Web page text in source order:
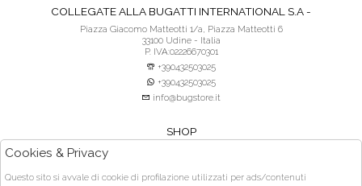
COLLEGATE ALLA BUGATTI INTERNATIONAL S.A -
Piazza Giacomo Matteotti 1/a, Piazza Matteotti 6
33100 Udine - Italia
P. IVA:02226670301
+390432503025
+390432503025
info@bugstore.it
SHOP
ACQUISTO SICURO
Cookies & Privacy
Questo sito si avvale di cookie di profilazione utilizzati per ads/contenuti